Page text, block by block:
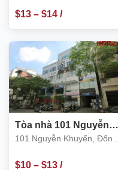
$13– $14/
m2
Tòa nhà 101 Nguyễn
Khuyến
101 Nguyễn Khuyến, Đống
$10– $13/